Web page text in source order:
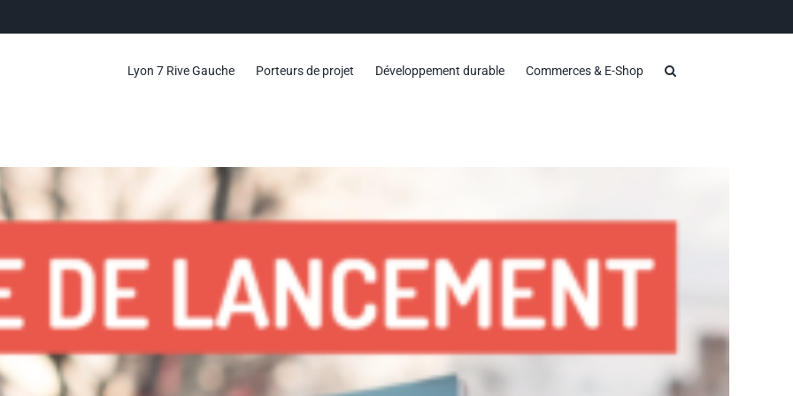
Lyon 7 Rive Gauche Porteurs de projet Développement durable Commerces & E-Shop